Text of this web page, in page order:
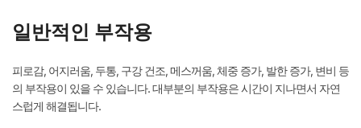
일반적인 부작용
피로감, 어지러움, 두통, 구강 건조, 메스꺼움, 체중 증가, 발한 증가, 변비 등
의 부작용이 있을 수 있습니다. 대부분의 부작용은 시간이 지나면서 자연
스럽게 해결됩니다.